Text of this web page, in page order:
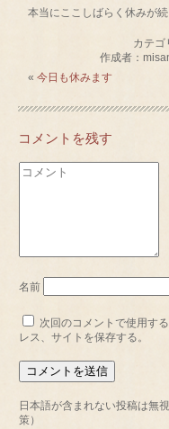
本当にここしばらく休みが
カテゴ
作成者：
«今日も休みます
コメントを残す
名前
次回のコメントで使用す
レス、サイトを保存する。
日本語が含まれない投稿は無
策）